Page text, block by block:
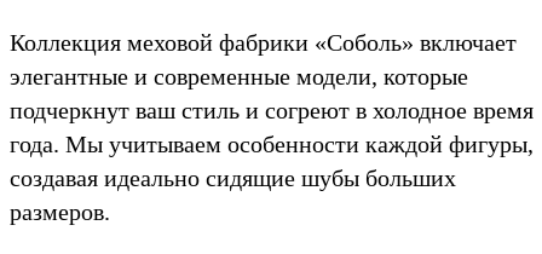
Коллекция меховой фабрики «Соболь» включает
элегантные и современные модели, которые
подчеркнут ваш стиль и согреют в холодное время
года. Мы учитываем особенности каждой фигуры,
создавая идеально сидящие шубы больших
размеров.